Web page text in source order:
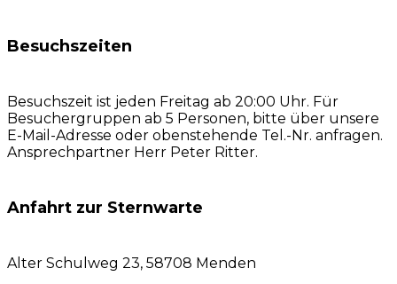
Besuchszeiten
Besuchszeit ist jeden Freitag ab 20:00 Uhr. Für
Besuchergruppen ab 5 Personen, bitte über unsere
E-Mail-Adresse oder obenstehende Tel.-Nr. anfragen.
Ansprechpartner Herr Peter Ritter.
Anfahrt zur Sternwarte
Alter Schulweg 23, 58708 Menden